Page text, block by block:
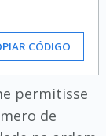
CÓDIGO
permitisse
de